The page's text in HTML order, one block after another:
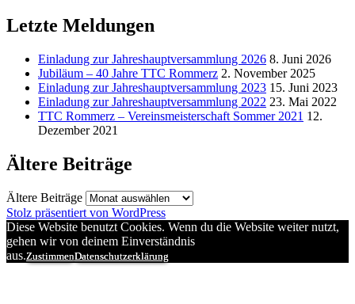
Letzte Meldungen
Einladung zur Jahreshauptversammlung 2026 8. Juni 2026
Jubiläum – 40 Jahre TTC Rommerz 2. November 2025
Einladung zur Jahreshauptversammlung 2023 15. Juni 2023
Einladung zur Jahreshauptversammlung 2022 23. Mai 2022
TTC Rommerz – Vereinsmeisterschaft Sommer 2021 12.
Dezember 2021
Ältere Beiträge
Ältere Beiträge
Stolz präsentiert von WordPress
Diese Website benutzt Cookies. Wenn du die Website weiter nutzt,
gehen wir von deinem Einverständnis
aus.ZustimmenDatenschutzerklärung